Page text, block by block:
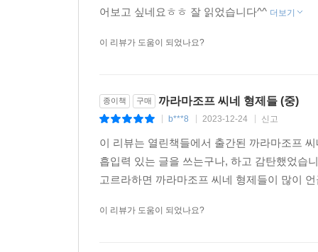
어보고 싶네요ㅎㅎ 잘 읽었습니다^^ 더보기
이 리뷰가 도움이 되었나요?
종이책 구매 까라마조프 씨네 형제들 (중)
b***8 2023-12-24 신고
이 리뷰는 열린책들에서 출간된 까라마조프
흡입력 있는 글을 쓰는구나, 하고 감탄했었습
고르라하면 까라마조프 씨네 형제들이 많이
이 리뷰가 도움이 되었나요?